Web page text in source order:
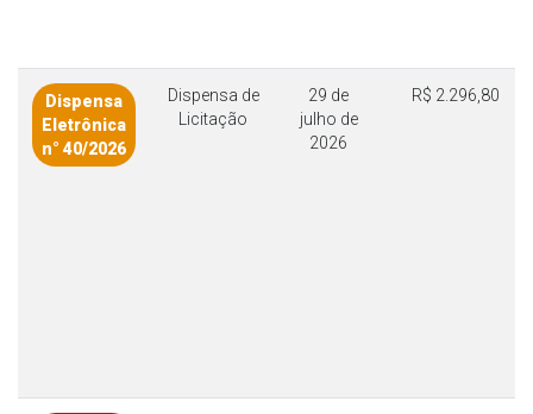
Dispensa
Eletrônica
n° 40/2026
Dispensa de
Licitação
29 de
julho de
2026
R$ 2.296,80